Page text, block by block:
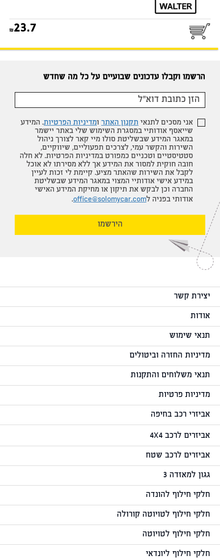
23.7
הרשמו וקבלו עדכונים שבועיים על כל מה שחדש
אני מסכים לתנאי תקנון האתר ומדיניות הפרטיות. המידע
שייאסף אודותיי במסגרת השימוש שלי באתר יישמר
במאגר המידע שבשליטת סולו מיי קאר לצורך ניהול
השירות והקשר עמי, לצרכים תפעוליים, שיווקיים,
סטטיסטיים וטכניים כמפורט במדיניות הפרטיות. לא חלה
חובה חוקית למסור את המידע אך ללא מסירתו לא אוכל
לקבל את השירות שהאתר מציע. קיימת לי זכות לעיין
במידע אישי אודותיי המצוי במאגר המידע שבשליטת
החברה וכן לבקש את תיקון או מחיקת המידע האישי
אודותי בפניה לoffice@solomycar.com
.
הירשמו
יצירת קשר
אודות
תנאי שימוש
מדיניות החזרה וביטולים
תנאי משלוחים והתקנות
מדיניות פרטיות
אביזרי רכב בחיפה
אביזרים לרכב 4X4
אביזרים לרכב שטח
גגון למאזדה 3
חלקי חילוף להונדה
חלקי חילוף לטויוטה קורולה
חלקי חילוף לטויוטה
חלקי חילוף ליונדאי